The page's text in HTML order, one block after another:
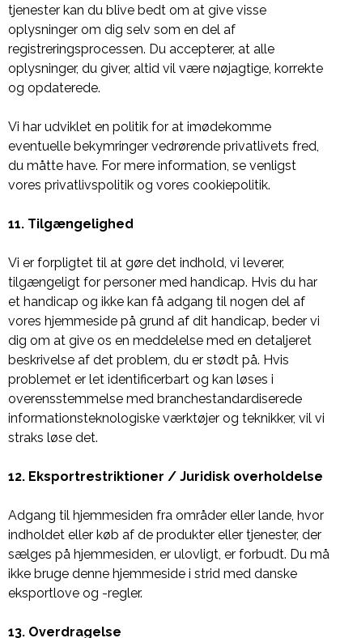
tjenester kan du blive bedt om at give visse
oplysninger om dig selv som en del af
registreringsprocessen. Du accepterer, at alle
oplysninger, du giver, altid vil være nøjagtige, korrekte
og opdaterede.
Vi har udviklet en politik for at imødekomme
eventuelle bekymringer vedrørende privatlivets fred,
du måtte have. For mere information, se venligst
vores privatlivspolitik og vores cookiepolitik.
11. Tilgængelighed
Vi er forpligtet til at gøre det indhold, vi leverer,
tilgængeligt for personer med handicap. Hvis du har
et handicap og ikke kan få adgang til nogen del af
vores hjemmeside på grund af dit handicap, beder vi
dig om at give os en meddelelse med en detaljeret
beskrivelse af det problem, du er stødt på. Hvis
problemet er let identificerbart og kan løses i
overensstemmelse med branchestandardiserede
informationsteknologiske værktøjer og teknikker, vil vi
straks løse det.
12. Eksportrestriktioner / Juridisk overholdelse
Adgang til hjemmesiden fra områder eller lande, hvor
indholdet eller køb af de produkter eller tjenester, der
sælges på hjemmesiden, er ulovligt, er forbudt. Du må
ikke bruge denne hjemmeside i strid med danske
eksportlove og -regler.
13. Overdragelse